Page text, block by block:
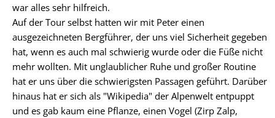
war alles sehr hilfreich.
Auf der Tour selbst hatten wir mit Peter einen
ausgezeichneten Bergführer, der uns viel Sicherheit gegeben
hat, wenn es auch mal schwierig wurde oder die Füße nicht
mehr wollten. Mit unglaublicher Ruhe und großer Routine
hat er uns über die schwierigsten Passagen geführt. Darüber
hinaus hat er sich als "Wikipedia" der Alpenwelt entpuppt
und es gab kaum eine Pflanze, einen Vogel (Zirp Zalp,